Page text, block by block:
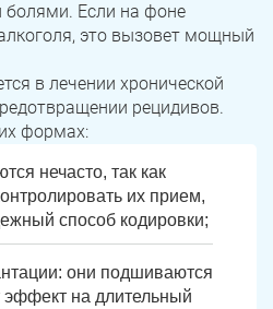
болями. Если на фоне
это вызовет мощный
в лечении хронической
рецидивов.
формах:
нечасто, так как
их прием,
способ кодировки;
они подшиваются
эффект на длительный